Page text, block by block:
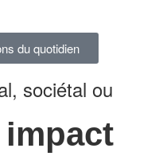
du quotidien
sociétal ou
impact